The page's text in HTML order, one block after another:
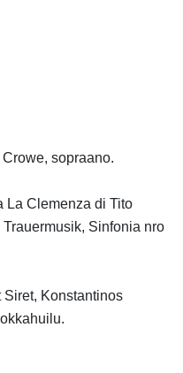
sopraano.
La Clemenza di Tito
Sinfonia nro
Konstantinos